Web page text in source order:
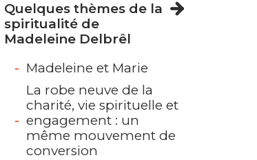
Quelques thèmes de la
spiritualité de
Madeleine Delbrêl
Madeleine et Marie
La robe neuve de la
charité, vie spirituelle et
engagement : un
même mouvement de
conversion